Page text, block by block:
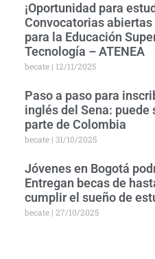
¡Oportunidad para
Convocatorias
para la Educación
Tecnología – ATENEA
becate 12/11/2025
Paso a paso para
inglés del Sena: puede
parte de Colombia
becate 31/10/2025
Jóvenes en Bogotá
Entregan becas de
cumplir el sueño de
becate 27/10/2025